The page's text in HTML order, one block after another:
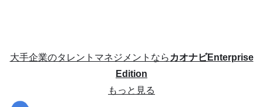
大手企業のタレントマネジメントならカオナビEnterprise
Edition
もっと見る